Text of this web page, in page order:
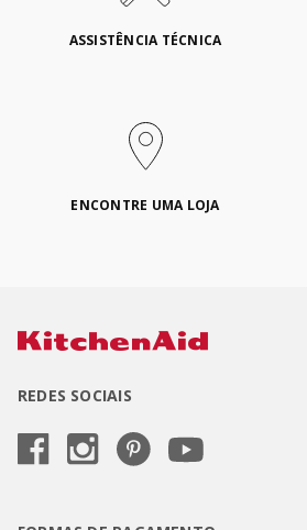
ASSISTÊNCIA TÉCNICA
ENCONTRE UMA LOJA
REDES SOCIAIS